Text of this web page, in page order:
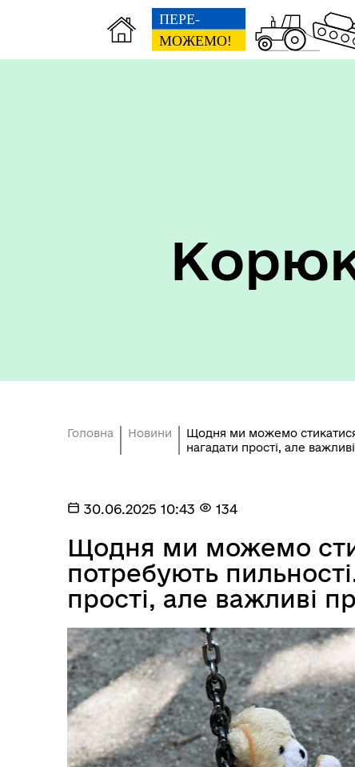
Депутатський корпус
Виконавчий комітет
Головна Новини
Щодня ми можемо стикатися
нагадати прості, але
30.06.2025 10:43 134
Щодня ми можемо
потребують
прості, але важливі